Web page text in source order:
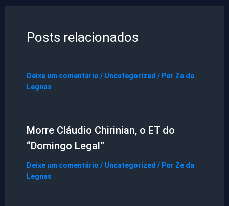
Posts relacionados
Deixe um comentário / Uncategorized / Por Ze da
Legnas
Morre Cláudio Chirinian, o ET do
“Domingo Legal”
Deixe um comentário / Uncategorized / Por Ze da
Legnas